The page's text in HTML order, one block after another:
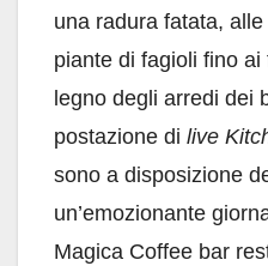
una radura fatata,
piante di fagioli fino ai
legno degli arredi dei
postazione di live
sono a disposizione
un’emozionante
Magica Coffee bar